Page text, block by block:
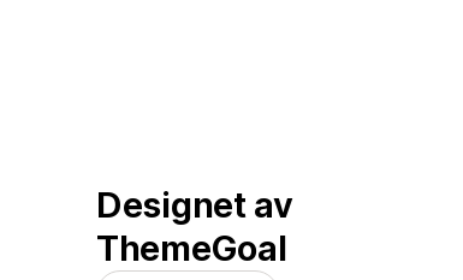
Designet av
ThemeGoal